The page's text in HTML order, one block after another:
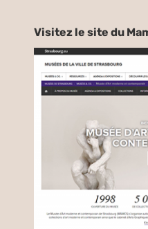
Visitez le site du